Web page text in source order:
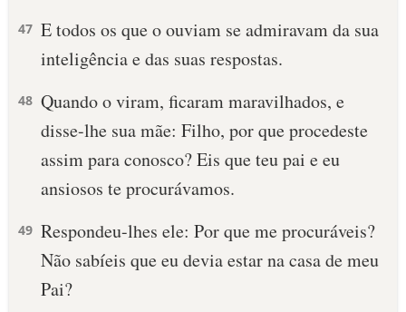
47 E todos os que o ouviam se admiravam da sua
inteligência e das suas respostas.
48 Quando o viram, ficaram maravilhados, e
disse-lhe sua mãe: Filho, por que procedeste
assim para conosco? Eis que teu pai e eu
ansiosos te procurávamos.
49 Respondeu-lhes ele: Por que me procuráveis?
Não sabíeis que eu devia estar na casa de meu
Pai?